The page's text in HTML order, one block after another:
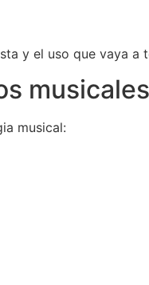
y el uso que vaya a
musicales
musical: